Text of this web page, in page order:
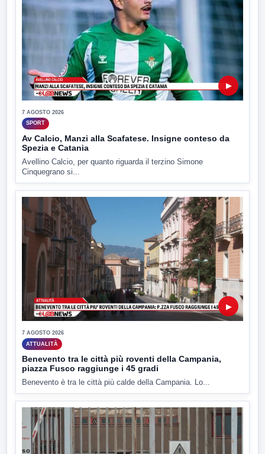
▶
7 AGOSTO 2026
SPORT
Av Calcio, Manzi alla Scafatese. Insigne conteso da
Spezia e Catania
Avellino Calcio, per quanto riguarda il terzino Simone
Cinquegrano si...
▶
7 AGOSTO 2026
ATTUALITÀ
Benevento tra le città più roventi della Campania,
piazza Fusco raggiunge i 45 gradi
Benevento è tra le città più calde della Campania. Lo...